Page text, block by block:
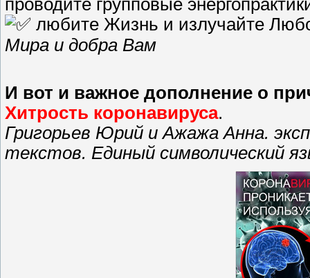
проводите групповые
любите Жизнь и излучайте
Мира и добра Вам
И вот и важное дополнение о
Хитрость коронавируса.
Григорьев Юрий и Ажажа Анна.
текстов. Единый символический